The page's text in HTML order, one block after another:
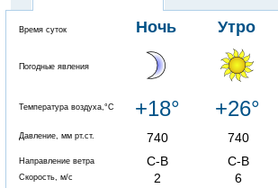
Время суток Ночь Утро
Погодные явления
Температура воздуха,°C +18° +26°
Давление, мм рт.ст. 740 740
Направление ветра С-В С-В
Скорость, м/с 2 6